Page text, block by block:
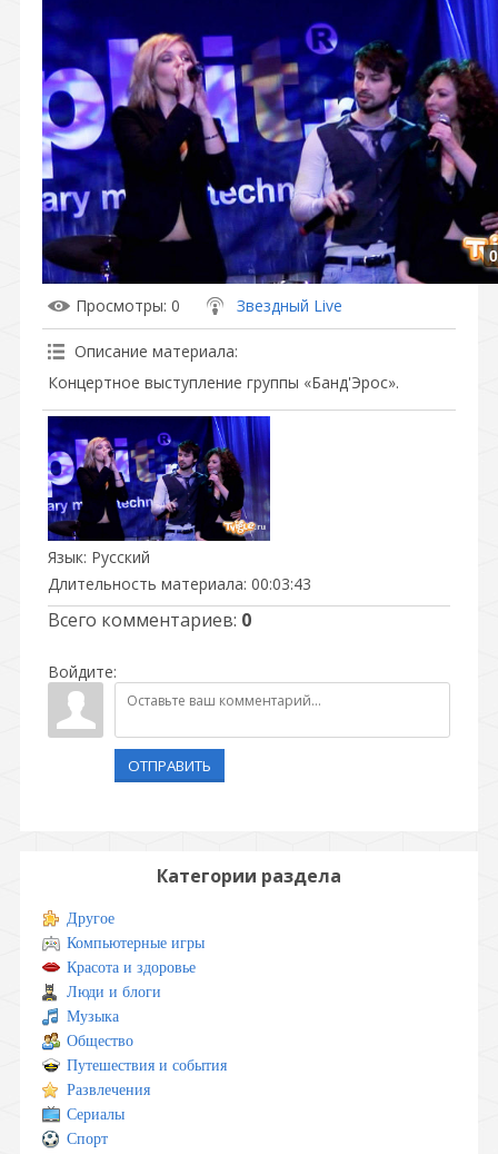
Просмотры: 0 Звездный Live
Описание материала:
Концертное выступление группы «Банд'Эрос».
Язык: Русский
Длительность материала: 00:03:43
Всего комментариев: 0
Войдите:
ОТПРАВИТЬ
Категории раздела
Другое
Компьютерные игры
Красота и здоровье
Люди и блоги
Музыка
Общество
Путешествия и события
Развлечения
Сериалы
Спорт